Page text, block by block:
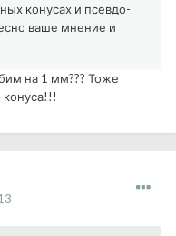
конусах и псевдо-
ваше мнение и
на 1 мм??? Тоже
конуса!!!